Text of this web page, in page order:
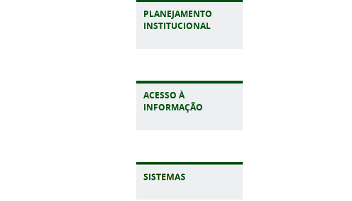
PLANEJAMENTO
INSTITUCIONAL
ACESSO À
INFORMAÇÃO